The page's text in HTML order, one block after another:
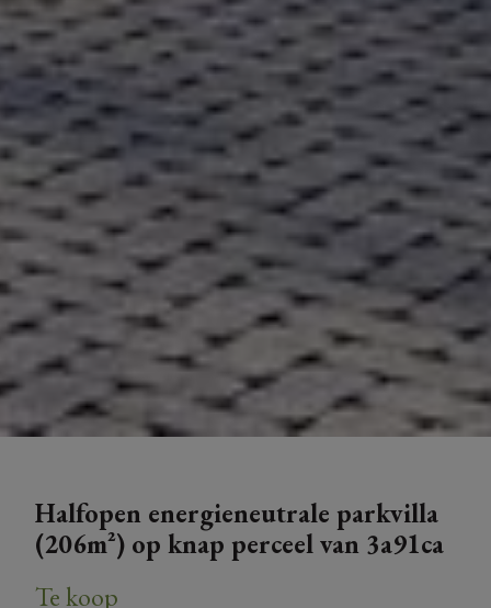
Halfopen energieneutrale parkvilla
(206m²) op knap perceel van 3a91ca
Te koop